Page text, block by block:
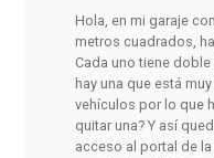
Hola, en mi garaje
metros cuadrados,
Cada uno tiene
hay una que está
vehículos por lo que
quitar una? Y así
acceso al portal de